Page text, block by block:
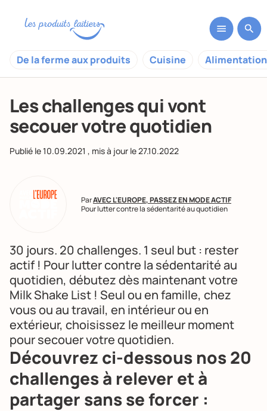
De la ferme aux produits Cuisine
Les challenges qui vont
secouer votre quotidien
Publié le10.09.2021 , mis à jour le27.10.2022
ParAVEC L'EUROPE, PASSEZ EN MODE ACTIF
Pour lutter contre la sédentarité au quotidien
30 jours. 20 challenges. 1 seul but : rester
actif ! Pour lutter contre la sédentarité au
quotidien, débutez dès maintenant votre
Milk Shake List ! Seul ou en famille, chez
vous ou au travail, en intérieur ou en
extérieur, choisissez le meilleur moment
pour secouer votre quotidien.
Découvrez ci-dessous nos 20
challenges à relever et à
partager sans se forcer :